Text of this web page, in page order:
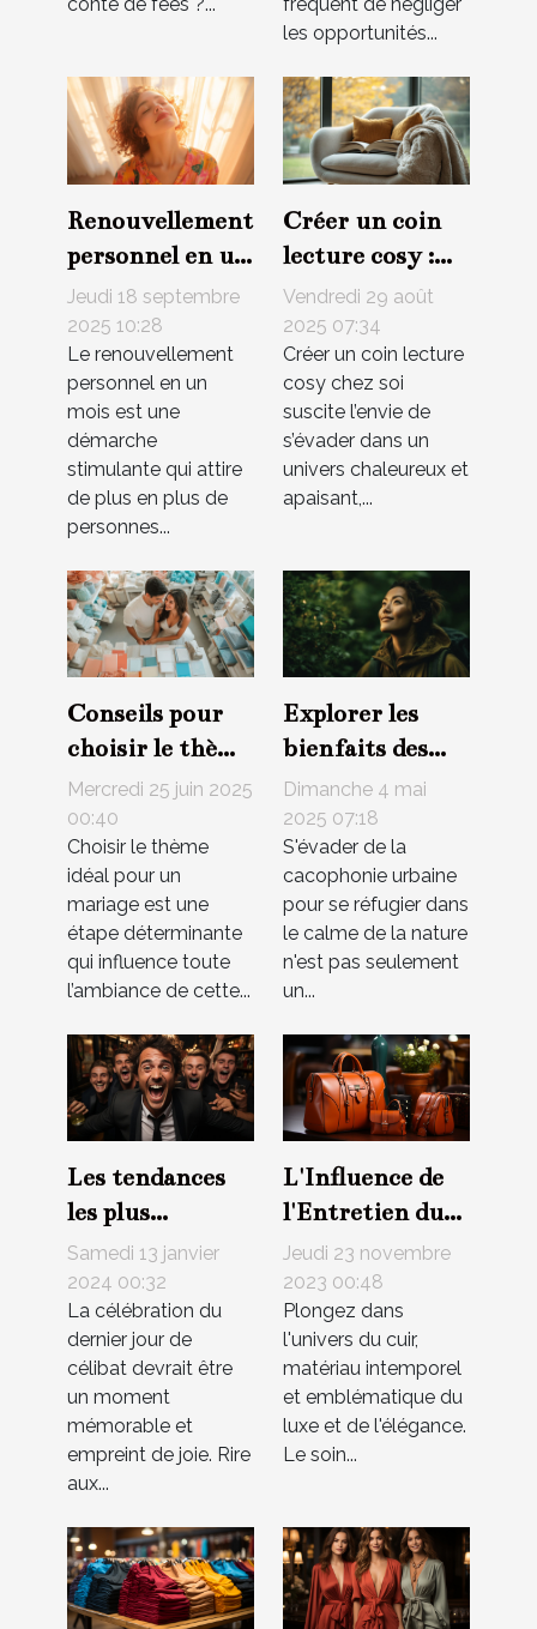
conte de fées ?...
fréquent de négliger
les opportunités...
Renouvellement
personnel en un
mois : stratégies
et impacts
Jeudi 18 septembre
2025 10:28
Le renouvellement
personnel en un
mois est une
démarche
stimulante qui attire
de plus en plus de
personnes...
Créer un coin
lecture cosy :
idées et
inspirations
Vendredi 29 août
2025 07:34
Créer un coin lecture
cosy chez soi
suscite l’envie de
s’évader dans un
univers chaleureux et
apaisant,...
Conseils pour
choisir le thème
parfait pour
votre mariage
Mercredi 25 juin 2025
00:40
Choisir le thème
idéal pour un
mariage est une
étape déterminante
qui influence toute
l’ambiance de cette...
Explorer les
bienfaits des
escapades en
nature pour la
santé mentale
Dimanche 4 mai
2025 07:18
S'évader de la
cacophonie urbaine
pour se réfugier dans
le calme de la nature
n'est pas seulement
un...
Les tendances
les plus
hilarantes pour
un enterrement
de vie de
célibataire
inoubliable
Samedi 13 janvier
2024 00:32
La célébration du
dernier jour de
célibat devrait être
un moment
mémorable et
empreint de joie. Rire
aux...
L'Influence de
l'Entretien du
Cuir sur la
Durabilité de
vos Accessoires
de Mode
Jeudi 23 novembre
2023 00:48
Plongez dans
l'univers du cuir,
matériau intemporel
et emblématique du
luxe et de l'élégance.
Le soin...